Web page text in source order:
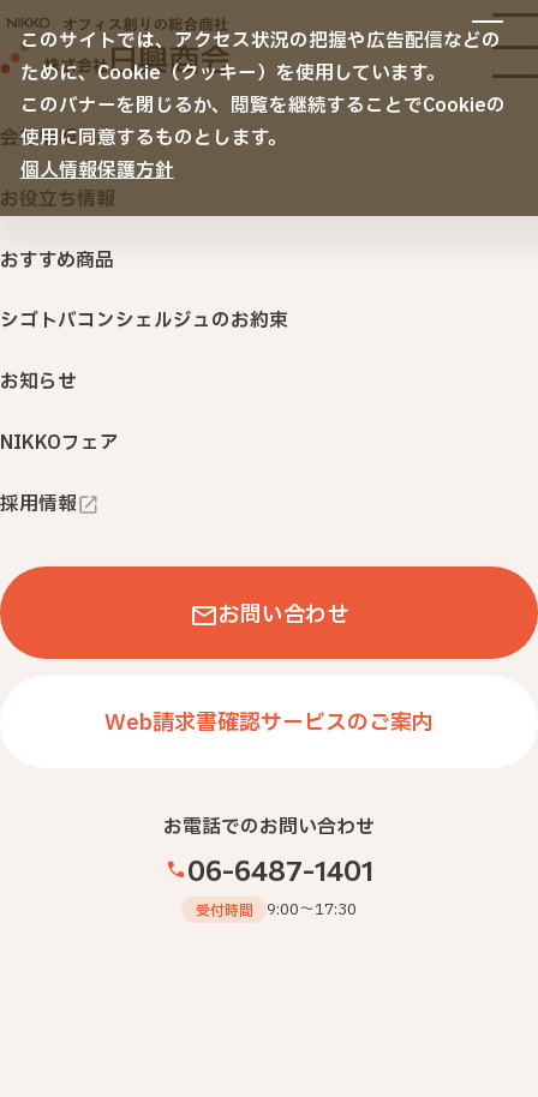
サービス
サービスTOP
オフィス移転
リニューアル・内装・家具
セキュリティ
オフィスサプライ・ＢＣＰ
NIKKOカウネット
納入事例
空間デザイン
ノベルティ・名入れ販促品
会社情報
会社情報
サステナビリティ
お役立ち情報
おすすめ商品
シゴトバコンシェルジュのお約束
お知らせ
NIKKOフェア
採用情報
お問い合わせ
Web請求書確認サービスのご案内
お電話でのお問い合わせ
06-6487-1401
受付時間 9:00～17:30
このサイトでは、アクセス状況の把握や広告配信などの
ために、Cookie（クッキー）を使用しています。
このバナーを閉じるか、閲覧を継続することでCookieの
使用に同意するものとします。
個人情報保護方針